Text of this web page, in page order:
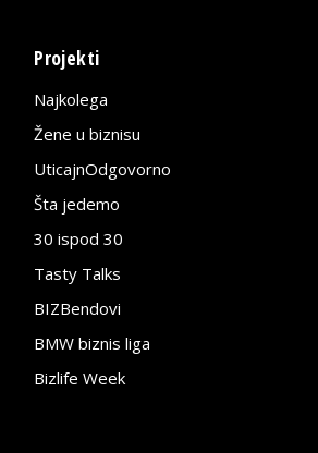
Projekti
Najkolega
Žene u biznisu
UticajnOdgovorno
Šta jedemo
30 ispod 30
Tasty Talks
BIZBendovi
BMW biznis liga
Bizlife Week